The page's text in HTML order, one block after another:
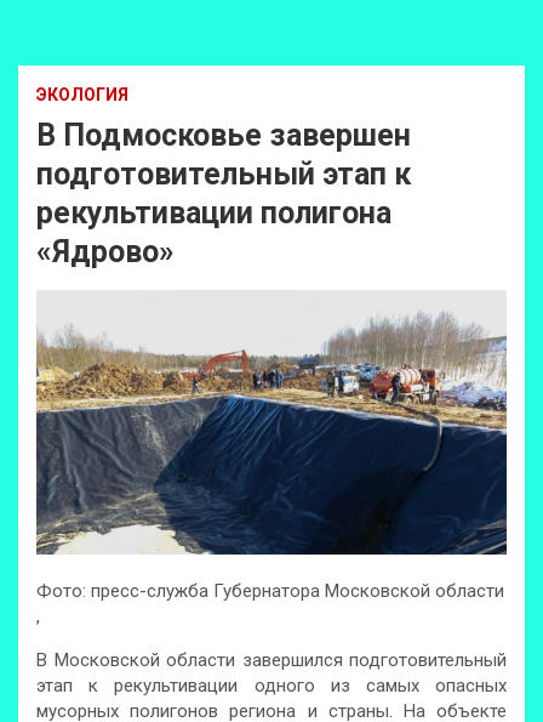
ЭКОЛОГИЯ
В Подмосковье завершен
подготовительный этап к
рекультивации полигона
«Ядрово»
Фото: пресс-служба Губернатора Московской области
,
В Московской области завершился подготовительный
этап к рекультивации одного из самых опасных
мусорных полигонов региона и страны. На объекте